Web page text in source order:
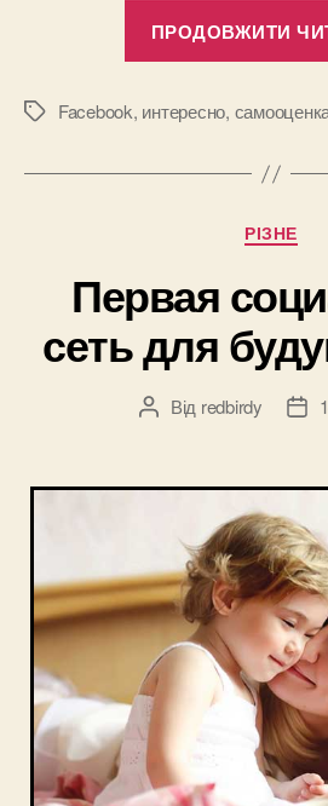
ПРОДОВЖИТИ
Позначки
Facebook, интересно,
РІЗНЕ
Первая
сеть для
Автор
Від redbirdy